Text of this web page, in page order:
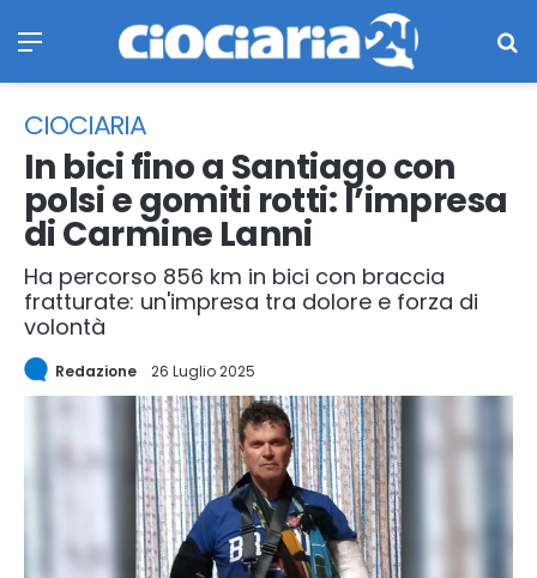
CIOCIARIA
In bici fino a Santiago con
polsi e gomiti rotti: l’impresa
di Carmine Lanni
Ha percorso 856 km in bici con braccia
fratturate: un'impresa tra dolore e forza di
volontà
Redazione 26 Luglio 2025